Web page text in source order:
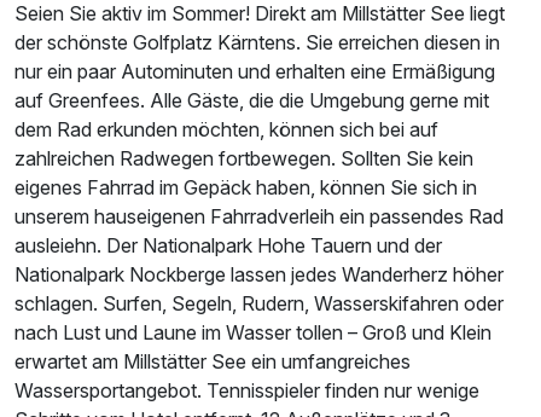
2 Erwachsene
Seien Sie aktiv im Sommer! Direkt am Millstätter See liegt
der schönste Golfplatz Kärntens. Sie erreichen diesen in
nur ein paar Autominuten und erhalten eine Ermäßigung
auf Greenfees. Alle Gäste, die die Umgebung gerne mit
dem Rad erkunden möchten, können sich bei auf
zahlreichen Radwegen fortbewegen. Sollten Sie kein
eigenes Fahrrad im Gepäck haben, können Sie sich in
unserem hauseigenen Fahrradverleih ein passendes Rad
ausleiehn. Der Nationalpark Hohe Tauern und der
Nationalpark Nockberge lassen jedes Wanderherz höher
schlagen. Surfen, Segeln, Rudern, Wasserskifahren oder
nach Lust und Laune im Wasser tollen – Groß und Klein
erwartet am Millstätter See ein umfangreiches
Wassersportangebot. Tennisspieler finden nur wenige